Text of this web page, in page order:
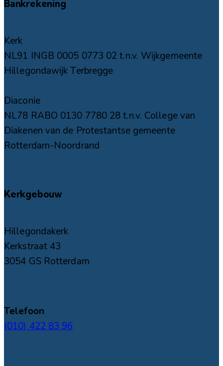
Bankrekening
Kerk
NL91 INGB 0005 0773 02 t.n.v. Wijkgemeente
Hillegondawijk Terbregge
Diaconie
NL78 RABO 0130 7780 28 t.n.v. College van
Diakenen van de Protestantse gemeente
Rotterdam-Noordrand
Kerkgebouw
Hillegondakerk
Kerkstraat 43
3054 GS Rotterdam
Telefoon
(010) 422 83 96